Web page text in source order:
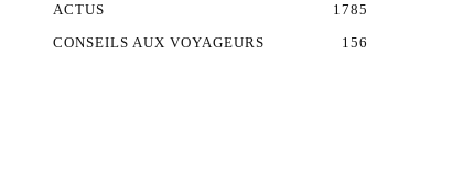
ACTUS
1785
CONSEILS AUX VOYAGEURS
156